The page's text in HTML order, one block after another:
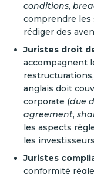
conditions,
comprendre les
rédiger des
Juristes droit
accompagnent
anglais doit
corporate (due
agreement,
les aspects
les
Juristes
conformité